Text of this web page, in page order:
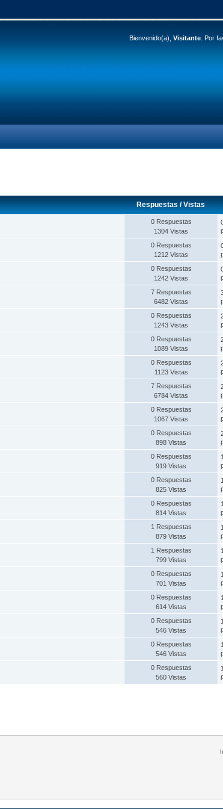
Bienvenido(a), Visitante. Por
Respuestas/Vistas
0 Respuestas
1304 Vistas
0 Respuestas
1212 Vistas
0 Respuestas
1242 Vistas
7 Respuestas
6482 Vistas
0 Respuestas
1243 Vistas
0 Respuestas
1089 Vistas
0 Respuestas
1123 Vistas
7 Respuestas
6784 Vistas
0 Respuestas
1067 Vistas
0 Respuestas
898 Vistas
0 Respuestas
919 Vistas
0 Respuestas
825 Vistas
0 Respuestas
814 Vistas
1 Respuestas
879 Vistas
1 Respuestas
799 Vistas
0 Respuestas
701 Vistas
0 Respuestas
614 Vistas
0 Respuestas
546 Vistas
0 Respuestas
546 Vistas
0 Respuestas
560 Vistas